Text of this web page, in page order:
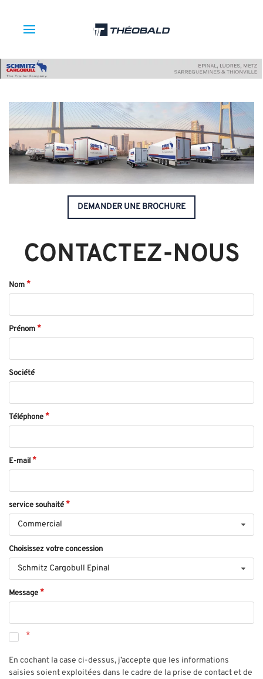
DEMANDER UNE BROCHURE
CONTACTEZ-NOUS
Nom
Prénom
Société
Téléphone
E-mail
service souhaité
Commercial
Choisissez votre concession
Schmitz Cargobull Epinal
Message
En cochant la case ci-dessus, j’accepte que les informations
saisies soient exploitées dans le cadre de la prise de contact et de